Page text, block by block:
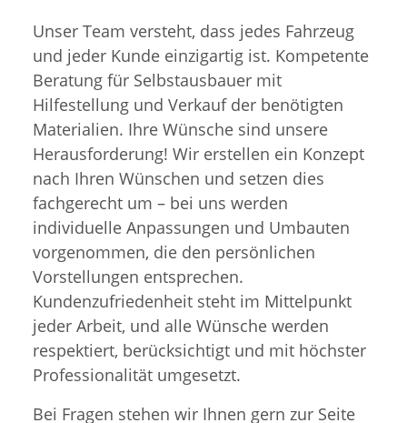
Unser Team versteht, dass jedes Fahrzeug
und jeder Kunde einzigartig ist. Kompetente
Beratung für Selbstausbauer mit
Hilfestellung und Verkauf der benötigten
Materialien. Ihre Wünsche sind unsere
Herausforderung! Wir erstellen ein Konzept
nach Ihren Wünschen und setzen dies
fachgerecht um – bei uns werden
individuelle Anpassungen und Umbauten
vorgenommen, die den persönlichen
Vorstellungen entsprechen.
Kundenzufriedenheit steht im Mittelpunkt
jeder Arbeit, und alle Wünsche werden
respektiert, berücksichtigt und mit höchster
Professionalität umgesetzt.
Bei Fragen stehen wir Ihnen gern zur Seite